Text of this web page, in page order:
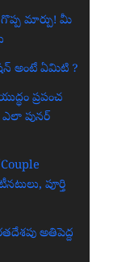
మార్పు! మీ
అంటే ఏమిటి ?
ప్రపంచ
ఎలా పునర్
పూర్తి
అతిపెద్ద